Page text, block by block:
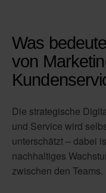
Was
von
Die strategische
und Service wird
unterschätzt – dabei
nachhaltiges
zwischen den Teams.